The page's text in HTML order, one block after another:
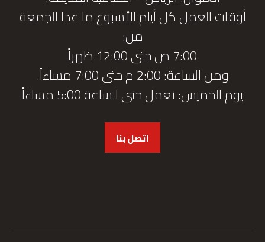
أوقات العمل كل أيام الأسبوع ما عدا الجمعة
من:
7:00 ص حتى 12:00 ظهراً
ومن الساعة: 2:00 م حتى 7:00 مساءاً.
يوم الخميس: نعمل حتى الساعة 5:00 مساءاً
اتصل بنا